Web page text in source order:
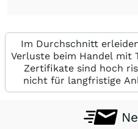
Im Durchschnitt
Verluste beim Handel
Zertifikate sind hoch
nicht für langfristige